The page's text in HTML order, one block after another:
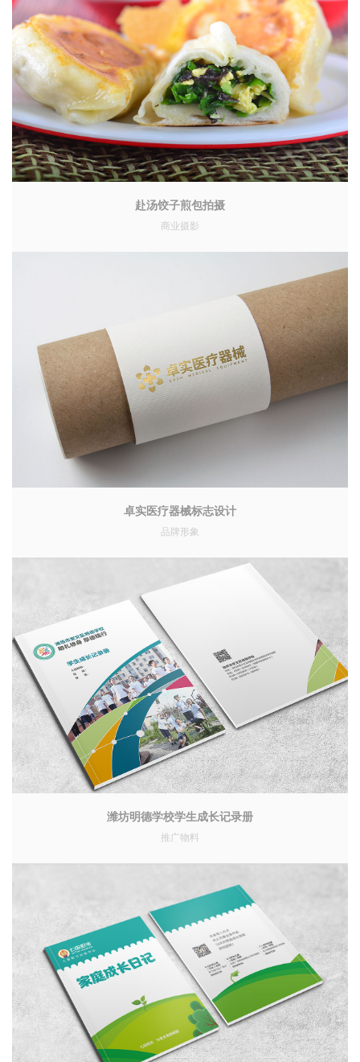
赴汤饺子煎包拍摄
商业摄影
卓实医疗器械标志设计
品牌形象
潍坊明德学校学生成长记录册
推广物料